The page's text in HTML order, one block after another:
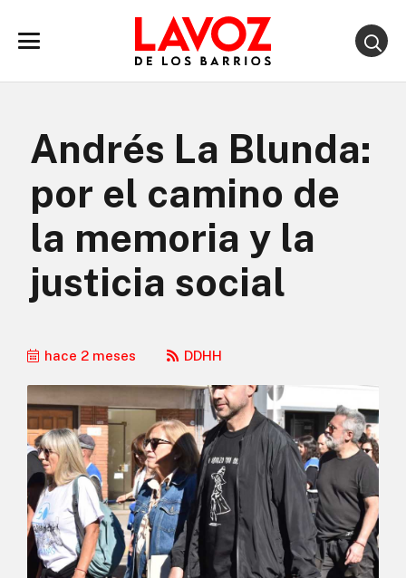
Andrés La Blunda:
por el camino de
la memoria y la
justicia social
hace 2 meses DDHH